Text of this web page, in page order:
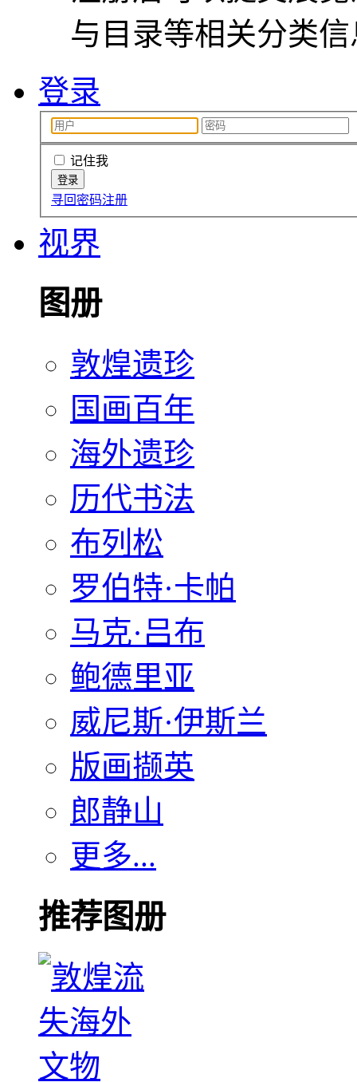
与目录等相关分类
登录
记住我
寻回密码注册
视界
图册
敦煌遗珍
国画百年
海外遗珍
历代书法
布列松
罗伯特·卡帕
马克·吕布
鲍德里亚
威尼斯·伊斯兰
版画撷英
郎静山
更多...
推荐图册